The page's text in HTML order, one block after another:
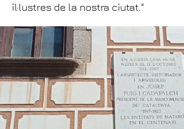
il·lustres de la nostra ciutat."